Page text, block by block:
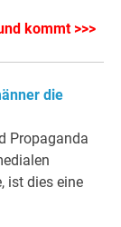
kommt >>>
die
Propaganda
ist dies eine